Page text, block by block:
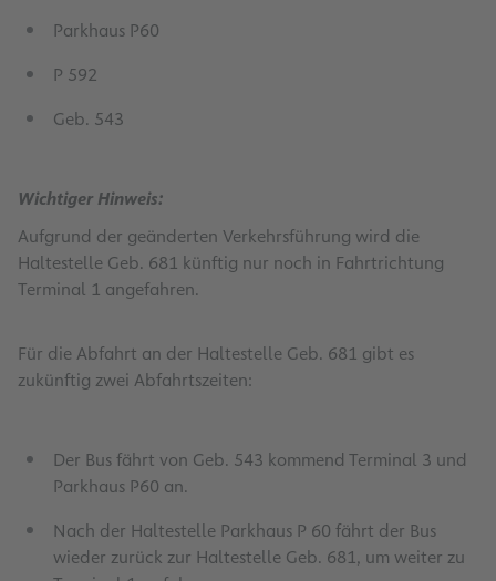
Parkhaus P60
P 592
Geb. 543
Wichtiger Hinweis:
Aufgrund der geänderten Verkehrsführung wird die
Haltestelle Geb. 681 künftig nur noch in Fahrtrichtung
Terminal 1 angefahren.
Für die Abfahrt an der Haltestelle Geb. 681 gibt es
zukünftig zwei Abfahrtszeiten:
Der Bus fährt von Geb. 543 kommend Terminal 3 und
Parkhaus P60 an.
Nach der Haltestelle Parkhaus P 60 fährt der Bus
wieder zurück zur Haltestelle Geb. 681, um weiter zu